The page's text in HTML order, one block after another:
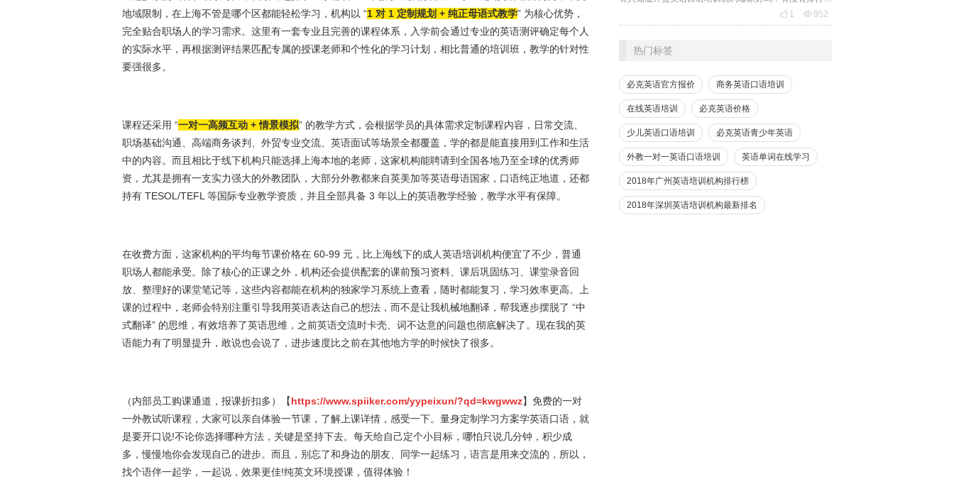
地域限制，在上海不管是哪个区都能轻松学习，机构以 “1 对 1 定制规划 + 纯正母语式教学” 为核心优势，
完全贴合职场人的学习需求。这里有一套专业且完善的课程体系，入学前会通过专业的英语测评确定每个人
的实际水平，再根据测评结果匹配专属的授课老师和个性化的学习计划，相比普通的培训班，教学的针对性
要强很多。
课程还采用 “一对一高频互动 + 情景模拟” 的教学方式，会根据学员的具体需求定制课程内容，日常交流、
职场基础沟通、高端商务谈判、外贸专业交流、英语面试等场景全都覆盖，学的都是能直接用到工作和生活
中的内容。而且相比于线下机构只能选择上海本地的老师，这家机构能聘请到全国各地乃至全球的优秀师
资，尤其是拥有一支实力强大的外教团队，大部分外教都来自英美加等英语母语国家，口语纯正地道，还都
持有 TESOL/TEFL 等国际专业教学资质，并且全部具备 3 年以上的英语教学经验，教学水平有保障。
在收费方面，这家机构的平均每节课价格在 60-99 元，比上海线下的成人英语培训机构便宜了不少，普通
职场人都能承受。除了核心的正课之外，机构还会提供配套的课前预习资料、课后巩固练习、课堂录音回
放、整理好的课堂笔记等，这些内容都能在机构的独家学习系统上查看，随时都能复习，学习效率更高。上
课的过程中，老师会特别注重引导我用英语表达自己的想法，而不是让我机械地翻译，帮我逐步摆脱了 “中
式翻译” 的思维，有效培养了英语思维，之前英语交流时卡壳、词不达意的问题也彻底解决了。现在我的英
语能力有了明显提升，敢说也会说了，进步速度比之前在其他地方学的时候快了很多。
（内部员工购课通道，报课折扣多）【https://www.spiiker.com/yypeixun/?qd=kwgwwz】免费的一对
一外教试听课程，大家可以亲自体验一节课，了解上课详情，感受一下。量身定制学习方案学英语口语，就
是要开口说!不论你选择哪种方法，关键是坚持下去。每天给自己定个小目标，哪怕只说几分钟，积少成
多，慢慢地你会发现自己的进步。而且，别忘了和身边的朋友、同学一起练习，语言是用来交流的，所以，
找个语伴一起学，一起说，效果更佳!纯英文环境授课，值得体验！
 1  952
热门标签
必克英语官方报价 商务英语口语培训
在线英语培训 必克英语价格
少儿英语口语培训 必克英语青少年英语
外教一对一英语口语培训 英语单词在线学习
2018年广州英语培训机构排行榜
2018年深圳英语培训机构最新排名